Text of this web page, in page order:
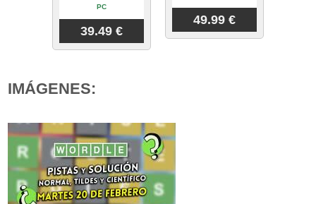
PC
39.49 €
49.99 €
IMÁGENES: